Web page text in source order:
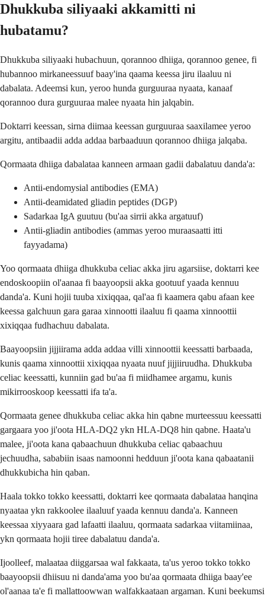
Dhukkuba siliyaaki akkamitti ni
hubatamu?
Dhukkuba siliyaaki hubachuun, qorannoo dhiiga, qorannoo genee, fi
hubannoo mirkaneessuuf baay'ina qaama keessa jiru ilaaluu ni
dabalata. Adeemsi kun, yeroo hunda gurguuraa nyaata, kanaaf
qorannoo dura gurguuraa malee nyaata hin jalqabin.
Doktarri keessan, sirna diimaa keessan gurguuraa saaxilamee yeroo
argitu, antibaadii adda addaa barbaaduun qorannoo dhiiga jalqaba.
Qormaata dhiiga dabalataa kanneen armaan gadii dabalatuu danda'a:
Antii-endomysial antibodies (EMA)
Antii-deamidated gliadin peptides (DGP)
Sadarkaa IgA guutuu (bu'aa sirrii akka argatuuf)
Antii-gliadin antibodies (ammas yeroo muraasaatti itti
fayyadama)
Yoo qormaata dhiiga dhukkuba celiac akka jiru agarsiise, doktarri kee
endoskoopiin ol'aanaa fi baayoopsii akka gootuuf yaada kennuu
danda'a. Kuni hojii tuuba xixiqqaa, qal'aa fi kaamera qabu afaan kee
keessa galchuun gara garaa xinnootti ilaaluu fi qaama xinnoottii
xixiqqaa fudhachuu dabalata.
Baayoopsiin jijjiirama adda addaa villi xinnoottii keessatti barbaada,
kunis qaama xinnoottii xixiqqaa nyaata nuuf jijjiiruudha. Dhukkuba
celiac keessatti, kunniin gad bu'aa fi miidhamee argamu, kunis
mikirrooskoop keessatti ifa ta'a.
Qormaata genee dhukkuba celiac akka hin qabne murteessuu keessatti
gargaara yoo ji'oota HLA-DQ2 ykn HLA-DQ8 hin qabne. Haata'u
malee, ji'oota kana qabaachuun dhukkuba celiac qabaachuu
jechuudha, sababiin isaas namoonni hedduun ji'oota kana qabaatanii
dhukkubicha hin qaban.
Haala tokko tokko keessatti, doktarri kee qormaata dabalataa hanqina
nyaataa ykn rakkoolee ilaaluuf yaada kennuu danda'a. Kanneen
keessaa xiyyaara gad lafaatti ilaaluu, qormaata sadarkaa viitamiinaa,
ykn qormaata hojii tiree dabalatuu danda'a.
Ijoolleef, malaataa diiggarsaa wal fakkaata, ta'us yeroo tokko tokko
baayoopsii dhiisuu ni danda'ama yoo bu'aa qormaata dhiiga baay'ee
ol'aanaa ta'e fi mallattoowwan walfakkaataan argaman. Kuni beekumsi